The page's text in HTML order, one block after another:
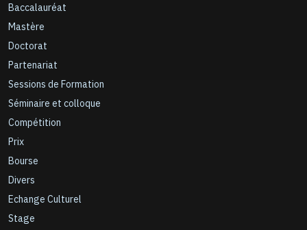
Baccalauréat
Mastère
Doctorat
Partenariat
Sessions de Formation
Séminaire et colloque
Compétition
Prix
Bourse
Divers
Echange Culturel
Stage